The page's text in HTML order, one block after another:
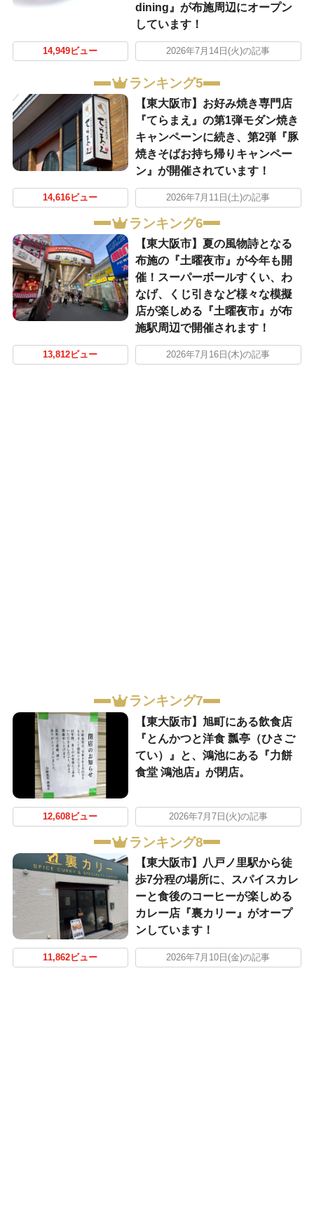
dining』が布施周辺にオープン
しています！
14,949ビュー 2026年7月14日(火)の記事
ランキング5
【東大阪市】お好み焼き専門店
『てらまえ』の第1弾モダン焼き
キャンペーンに続き、第2弾『豚
焼きそばお持ち帰りキャンペー
ン』が開催されています！
14,616ビュー 2026年7月11日(土)の記事
ランキング6
【東大阪市】夏の風物詩となる
布施の『土曜夜市』が今年も開
催！スーパーボールすくい、わ
なげ、くじ引きなど様々な模擬
店が楽しめる『土曜夜市』が布
施駅周辺で開催されます！
13,812ビュー 2026年7月16日(木)の記事
ランキング7
【東大阪市】旭町にある飲食店
『とんかつと洋食 瓢亭（ひさご
てい）』と、鴻池にある『力餅
食堂 鴻池店』が閉店。
12,608ビュー 2026年7月7日(火)の記事
ランキング8
【東大阪市】八戸ノ里駅から徒
歩7分程の場所に、スパイスカレ
ーと食後のコーヒーが楽しめる
カレー店『裏カリー』がオープ
ンしています！
11,862ビュー 2026年7月10日(金)の記事